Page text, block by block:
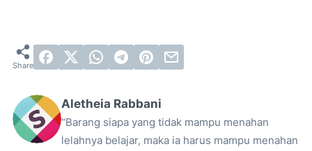
Aletheia Rabbani
“Barang siapa yang tidak mampu menahan
lelahnya belajar, maka ia harus mampu menahan